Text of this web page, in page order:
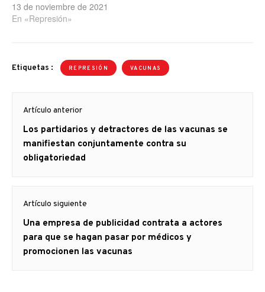
13 de noviembre de 2021
En «Represión»
Etiquetas : REPRESIÓN VACUNAS
de
entradas
Artículo anterior
Artículo
anterior
Los partidarios y detractores de las vacunas se
manifiestan conjuntamente contra su
obligatoriedad
Artículo siguiente
Artículo
siguiente:
Una empresa de publicidad contrata a actores
para que se hagan pasar por médicos y
promocionen las vacunas